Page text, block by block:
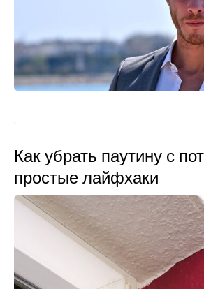
Как убрать паутину с
простые лайфхаки